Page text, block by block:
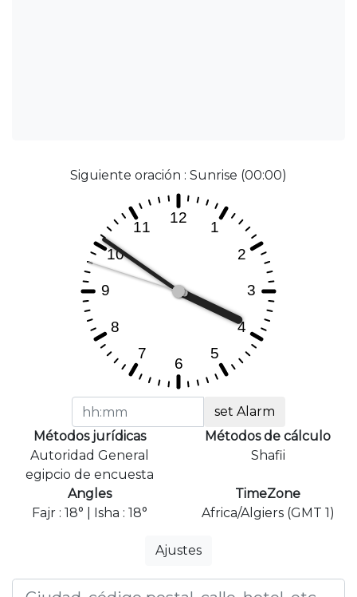
Siguiente oración : Sunrise (00:00)
set Alarm
Métodos jurídicas
Autoridad General
egipcio de encuesta
Métodos de cálculo
Shafii
Angles
Fajr : 18° | Isha : 18°
TimeZone
Africa/Algiers (GMT 1)
Ajustes